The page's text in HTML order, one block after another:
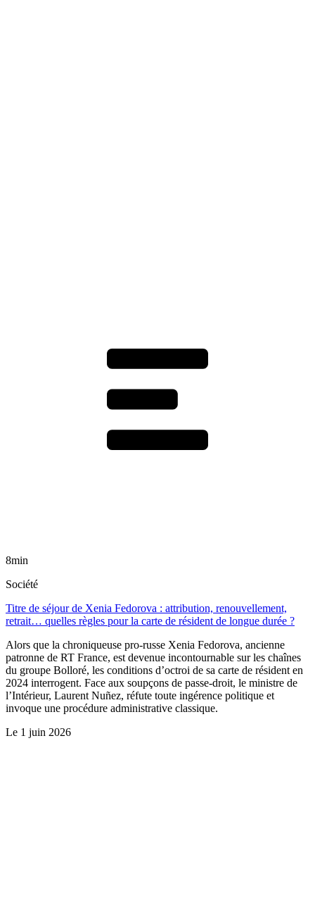
8min
Société
Titre de séjour de Xenia Fedorova : attribution, renouvellement,
retrait… quelles règles pour la carte de résident de longue durée ?
Alors que la chroniqueuse pro-russe Xenia Fedorova, ancienne
patronne de RT France, est devenue incontournable sur les chaînes
du groupe Bolloré, les conditions d’octroi de sa carte de résident en
2024 interrogent. Face aux soupçons de passe-droit, le ministre de
l’Intérieur, Laurent Nuñez, réfute toute ingérence politique et
invoque une procédure administrative classique.
Le 1 juin 2026